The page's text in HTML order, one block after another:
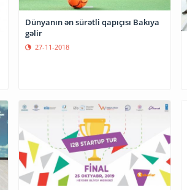
Dünyanın ən sürətli qapıçısı Bakıya
gəlir
27-11-2018